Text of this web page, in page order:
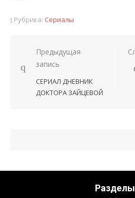
Рубрика: Сериалы
Навигация
записям
Предыдущая
запись
СЕРИАЛ ДНЕВНИК
ДОКТОРА ЗАЙЦЕВОЙ
Разделы